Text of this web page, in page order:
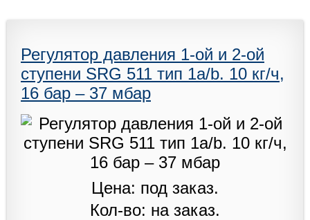
Регулятор давления 1-ой и 2-ой
ступени SRG 511 тип 1a/b. 10 кг/ч,
16 бар – 37 мбар
Цена: под заказ.
Кол-во: на заказ.